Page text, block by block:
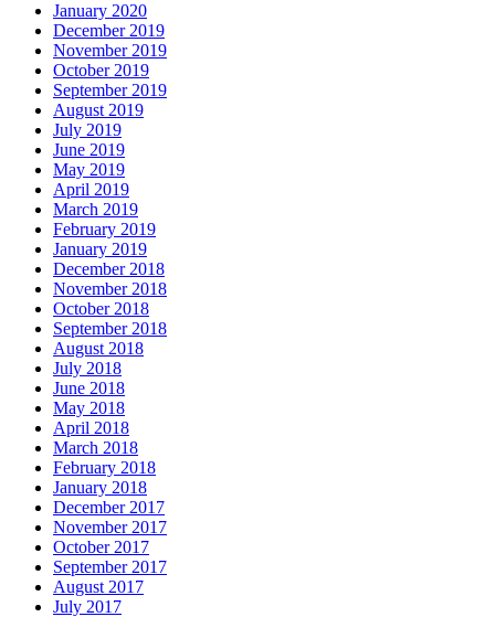
January 2020
December 2019
November 2019
October 2019
September 2019
August 2019
July 2019
June 2019
May 2019
April 2019
March 2019
February 2019
January 2019
December 2018
November 2018
October 2018
September 2018
August 2018
July 2018
June 2018
May 2018
April 2018
March 2018
February 2018
January 2018
December 2017
November 2017
October 2017
September 2017
August 2017
July 2017